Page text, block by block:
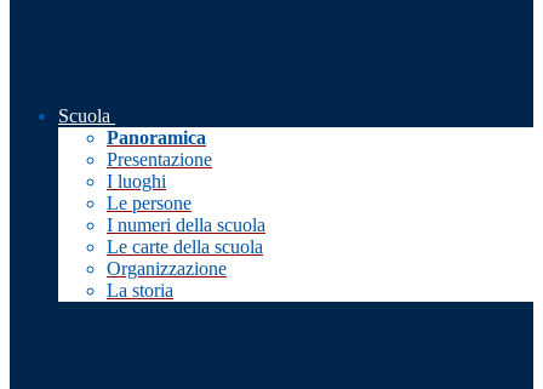
Scuola
Panoramica
Presentazione
I luoghi
Le persone
I numeri della scuola
Le carte della scuola
Organizzazione
La storia